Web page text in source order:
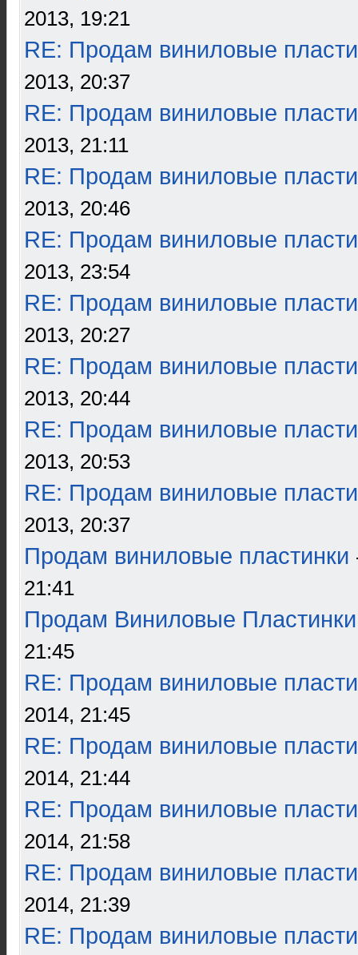
2013, 19:21
RE: Продам виниловые
2013, 20:37
RE: Продам виниловые
2013, 21:11
RE: Продам виниловые
2013, 20:46
RE: Продам виниловые
2013, 23:54
RE: Продам виниловые
2013, 20:27
RE: Продам виниловые
2013, 20:44
RE: Продам виниловые
2013, 20:53
RE: Продам виниловые
2013, 20:37
Продам виниловые пластинки
21:41
Продам Виниловые Пластинки
21:45
RE: Продам виниловые
2014, 21:45
RE: Продам виниловые
2014, 21:44
RE: Продам виниловые
2014, 21:58
RE: Продам виниловые
2014, 21:39
RE: Продам виниловые